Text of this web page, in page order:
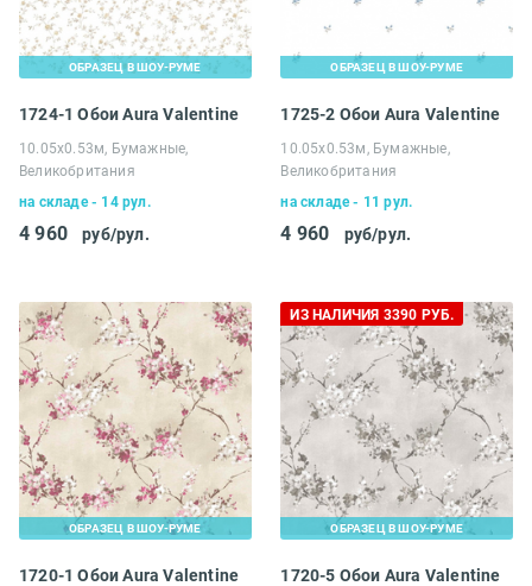
ОБРАЗЕЦ В ШОУ-РУМЕ
1724-1 Обои Aura Valentine
10.05х0.53м, Бумажные,
Великобритания
на складе - 14 рул.
4 960 руб/рул.
ОБРАЗЕЦ В ШОУ-РУМЕ
1725-2 Обои Aura Valentine
10.05х0.53м, Бумажные,
Великобритания
на складе - 11 рул.
4 960 руб/рул.
ОБРАЗЕЦ В ШОУ-РУМЕ
1720-1 Обои Aura Valentine
ИЗ НАЛИЧИЯ 3390 РУБ.
ОБРАЗЕЦ В ШОУ-РУМЕ
1720-5 Обои Aura Valentine